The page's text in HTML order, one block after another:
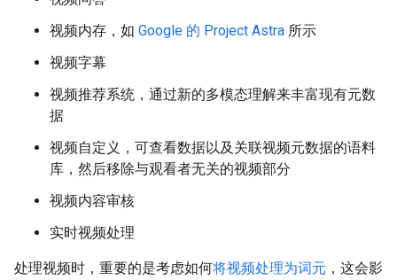
视频内存，如 Google 的 Project Astra 所示
视频字幕
视频推荐系统，通过新的多模态理解来丰富现有元数
据
视频自定义，可查看数据以及关联视频元数据的语料
库，然后移除与观看者无关的视频部分
视频内容审核
实时视频处理
处理视频时，重要的是考虑如何将视频处理为词元 ，这会影